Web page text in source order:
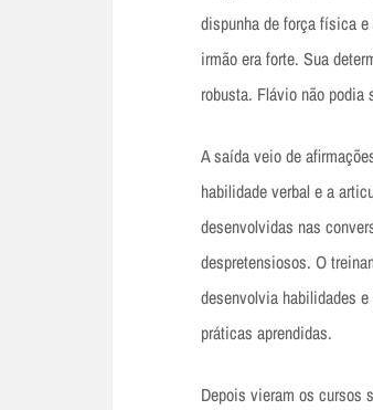
dispunha de força física
irmão era forte. Sua
robusta. Flávio não podia
A saída veio de
habilidade verbal e a
desenvolvidas nas
despretensiosos. O
desenvolvia habilidades
práticas aprendidas.
Depois vieram os cursos